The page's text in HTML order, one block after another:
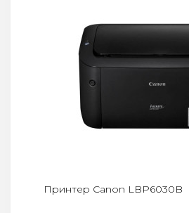
Принтер Canon LBP6030B